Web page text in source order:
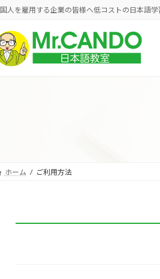
人を雇用する企業の皆様へ低コストの日本語
ホーム ご利用方法